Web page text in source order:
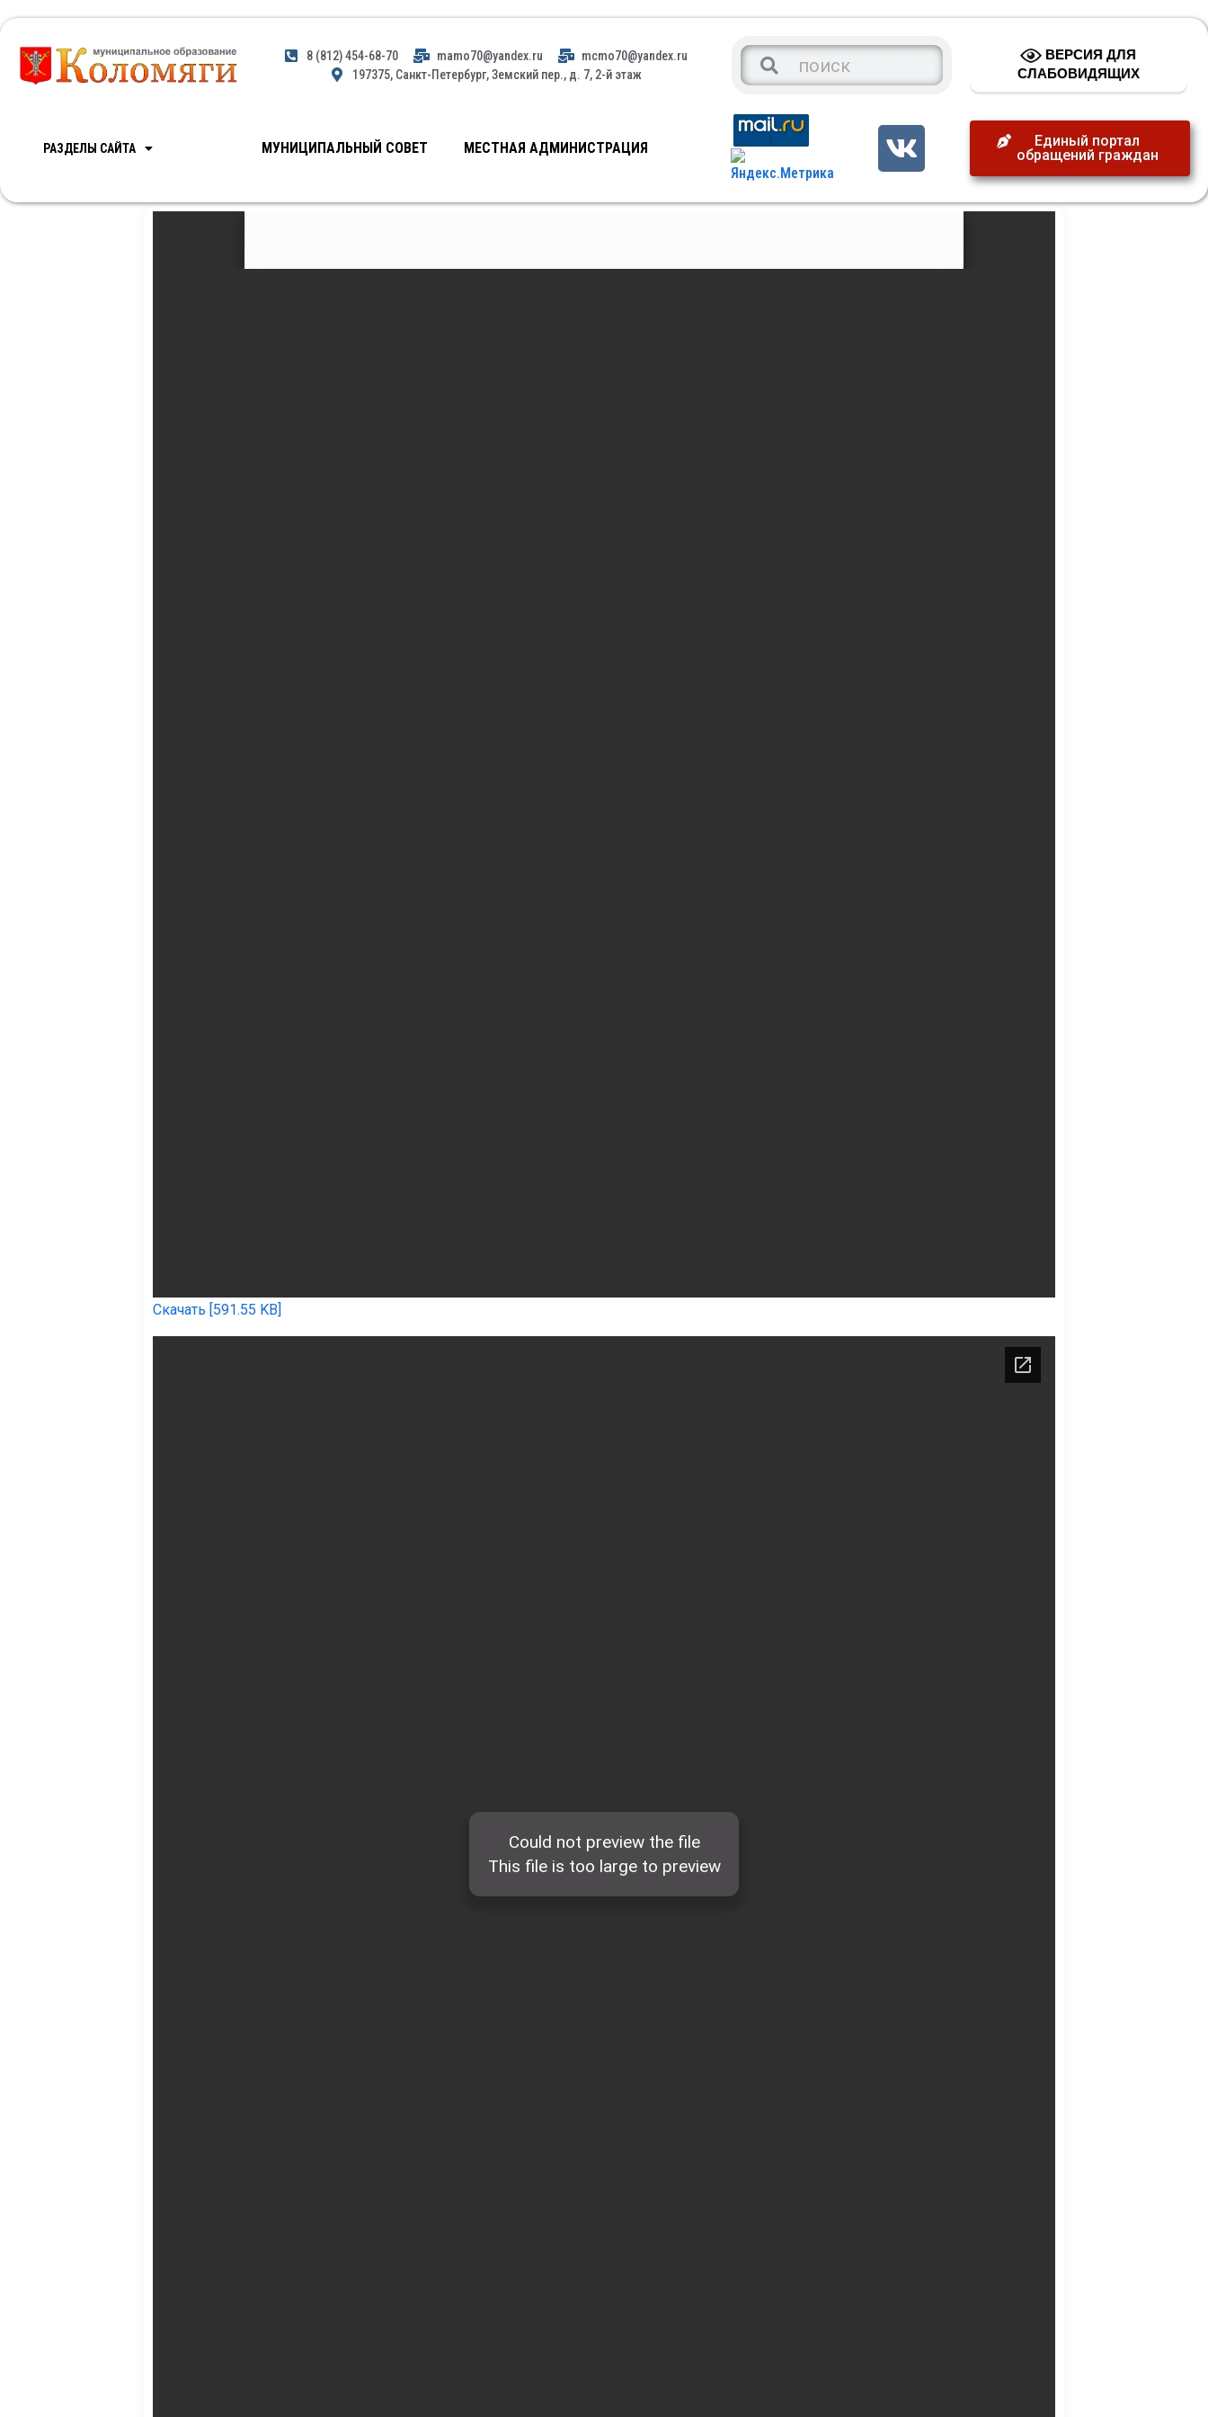
8 (812) 454-68-70 mamo70@yandex.ru
mcmo70@yandex.ru
197375, Санкт-Петербург, Земский пер., д. 7, 2-й этаж
ВЕРСИЯ ДЛЯ
СЛАБОВИДЯЩИХ
РАЗДЕЛЫ САЙТА МУНИЦИПАЛЬНЫЙ СОВЕТ МЕСТНАЯ АДМИНИСТРАЦИЯ
Единый портал
обращений граждан
Скачать [591.55 KB]